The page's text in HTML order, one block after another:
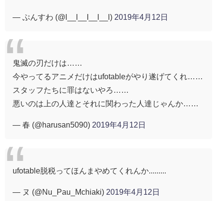
— ぷんすわ (@l__l__I__l__l) 2019年4月12日
鬼滅の刃だけは……
今やってるアニメだけはufotableがやり遂げてくれ……
スタッフたちに罪はないやろ……
悪いのは上の人達とそれに関わった人達じゃんか……
— 春 (@harusan5090) 2019年4月12日
ufotable脱税ってほんまやめてくれんか.........
— ヌ (@Nu_Pau_Mchiaki) 2019年4月12日